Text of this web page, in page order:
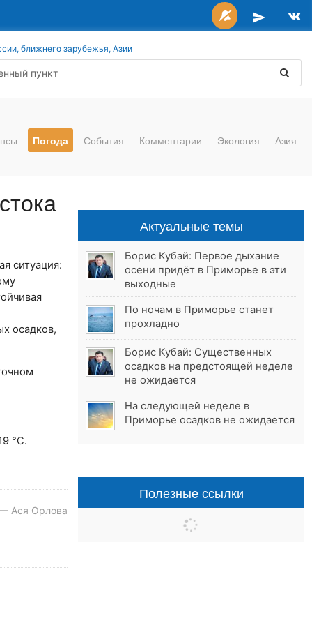
ближнего зарубежья, Азии
Погода События Комментарии Экология Азия
ситуация:
осадков,
°С.
Ася Орлова
Актуальные темы
Борис Кубай: Первое дыхание
осени придёт в Приморье в эти
выходные
По ночам в Приморье станет
прохладно
Борис Кубай: Существенных
осадков на предстоящей неделе
не ожидается
На следующей неделе в
Приморье осадков не ожидается
Полезные ссылки